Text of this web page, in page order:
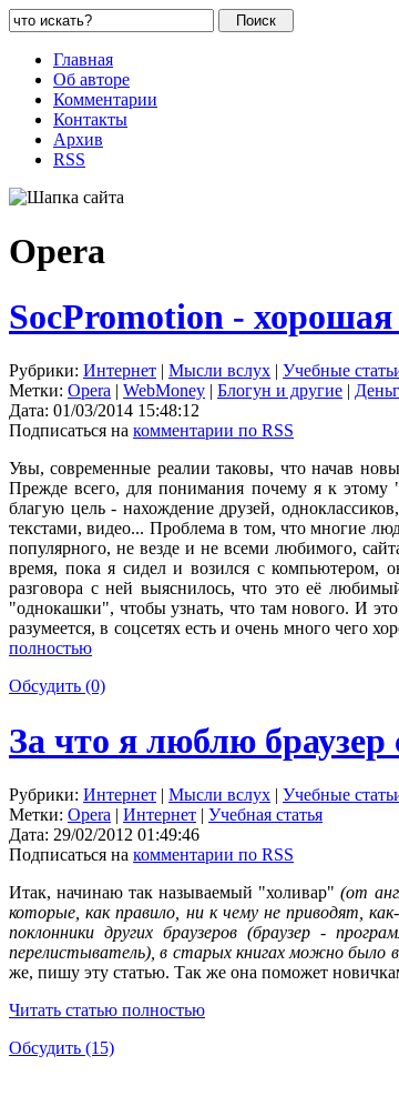
Главная
Об авторе
Комментарии
Контакты
Архив
RSS
Opera
SocPromotion - хорошая
Рубрики: Интернет | Мысли вслух | Учебные
Метки: Opera | WebMoney | Блогун и другие |
Дата: 01/03/2014 15:48:12
Подписаться на комментарии по RSS
Увы, современные реалии таковы, что начав
Прежде всего, для понимания почему я к этому
благую цель - нахождение друзей,
текстами, видео... Проблема в том, что многие
популярного, не везде и не всеми любимого,
время, пока я сидел и возился с компьютером,
разговора с ней выяснилось, что это её
"однокашки", чтобы узнать, что там нового. И
разумеется, в соцсетях есть и очень много чего
полностью
Обсудить (0)
За что я люблю
Рубрики: Интернет | Мысли вслух | Учебные
Метки: Opera | Интернет | Учебная статья
Дата: 29/02/2012 01:49:46
Подписаться на комментарии по RSS
Итак, начинаю так называемый "холивар"(от
которые, как правило, ни к чему не приводят,
поклонники других браузеров (браузер -
перелистыватель), в старых книгах можно было
же, пишу эту статью. Так же она поможет
Читать статью полностью
Обсудить (15)